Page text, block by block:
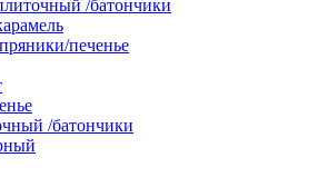
/батончики
печенье
/батончики